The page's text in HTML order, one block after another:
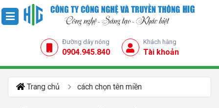
Đường dây nóng
0904.945.840
Khách hàng
Tài khoản
Trang chủ cách chọn tên miền